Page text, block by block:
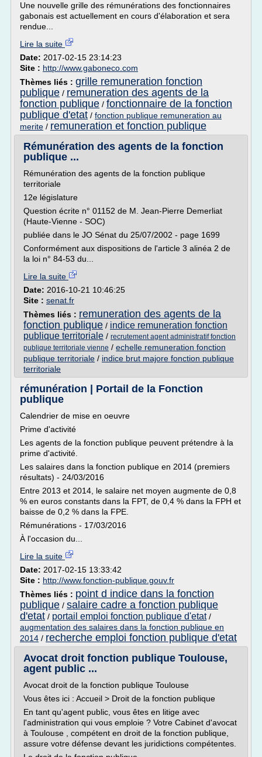
Une nouvelle grille des rémunérations des fonctionnaires
gabonais est actuellement en cours d'élaboration et sera
rendue...
Lire la suite
Date: 2017-02-15 23:14:23
Site : http://www.gaboneco.com
Thèmes liés : grille remuneration fonction
publique / remuneration des agents de la
fonction publique / fonctionnaire de la fonction
publique d'etat / fonction publique remuneration au
merite / remuneration et fonction publique
Rémunération des agents de la fonction
publique ...
Rémunération des agents de la fonction publique
territoriale
12e législature
Question écrite n° 01152 de M. Jean-Pierre Demerliat
(Haute-Vienne - SOC)
publiée dans le JO Sénat du 25/07/2002 - page 1699
Conformément aux dispositions de l'article 3 alinéa 2 de
la loi n° 84-53 du...
Lire la suite
Date: 2016-10-21 10:46:25
Site : senat.fr
Thèmes liés : remuneration des agents de la
fonction publique / indice remuneration fonction
publique territoriale / recrutement agent administratif fonction
publique territoriale vienne / echelle remuneration fonction
publique territoriale / indice brut majore fonction publique
territoriale
rémunération | Portail de la Fonction
publique
Calendrier de mise en oeuvre
Prime d'activité
Les agents de la fonction publique peuvent prétendre à la
prime d'activité.
Les salaires dans la fonction publique en 2014 (premiers
résultats) - 24/03/2016
Entre 2013 et 2014, le salaire net moyen augmente de 0,8
% en euros constants dans la FPT, de 0,4 % dans la FPH et
baisse de 0,2 % dans la FPE.
Rémunérations - 17/03/2016
À l'occasion du...
Lire la suite
Date: 2017-02-15 13:33:42
Site : http://www.fonction-publique.gouv.fr
Thèmes liés : point d indice dans la fonction
publique / salaire cadre a fonction publique
d'etat / portail emploi fonction publique d'etat/
augmentation des salaires dans la fonction publique en
2014 / recherche emploi fonction publique d'etat
Avocat droit fonction publique Toulouse,
agent public ...
Avocat droit de la fonction publique Toulouse
Vous êtes ici : Accueil > Droit de la fonction publique
En tant qu'agent public, vous êtes en litige avec
l'administration qui vous emploie ? Votre Cabinet d'avocat
à Toulouse , compétent en droit de la fonction publique,
assure votre défense devant les juridictions compétentes.